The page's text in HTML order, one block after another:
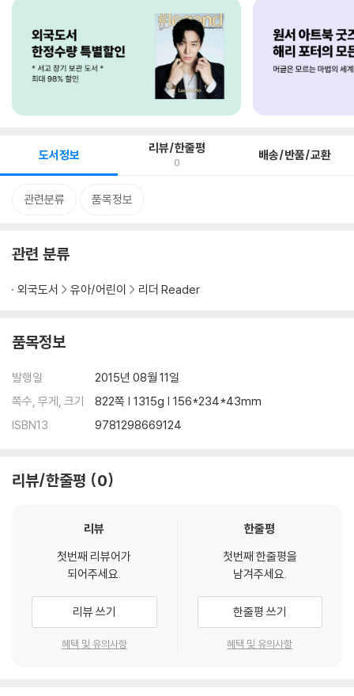
도서정보 리뷰/한줄평
0 배송/반품/교환
관련분류 품목정보
관련 분류
외국도서 유아/어린이 리더 Reader
품목정보
발행일
2015년 08월 11일
쪽수, 무게, 크기
822쪽 | 1315g | 156*234*43mm
ISBN13
9781298669124
리뷰/한줄평 0
리뷰
첫번째 리뷰어가
되어주세요.
리뷰 쓰기
혜택 및 유의사항
한줄평
첫번째 한줄평을
남겨주세요.
한줄평 쓰기
혜택 및 유의사항